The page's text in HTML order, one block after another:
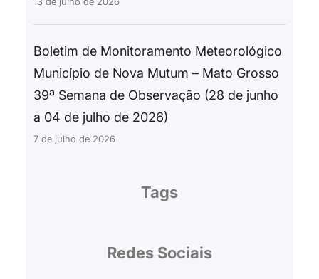
Boletim de Monitoramento Meteorológico
Município de Nova Mutum – Mato Grosso
39ª Semana de Observação (28 de junho
a 04 de julho de 2026)
7 de julho de 2026
Tags
Redes Sociais